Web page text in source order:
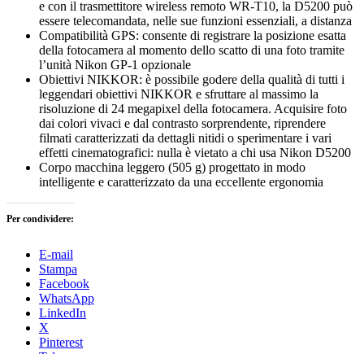
e con il trasmettitore wireless remoto WR-T10, la D5200 può
essere telecomandata, nelle sue funzioni essenziali, a distanza
Compatibilità GPS: consente di registrare la posizione esatta
della fotocamera al momento dello scatto di una foto tramite
l’unità Nikon GP-1 opzionale
Obiettivi NIKKOR: è possibile godere della qualità di tutti i
leggendari obiettivi NIKKOR e sfruttare al massimo la
risoluzione di 24 megapixel della fotocamera. Acquisire foto
dai colori vivaci e dal contrasto sorprendente, riprendere
filmati caratterizzati da dettagli nitidi o sperimentare i vari
effetti cinematografici: nulla è vietato a chi usa Nikon D5200
Corpo macchina leggero (505 g) progettato in modo
intelligente e caratterizzato da una eccellente ergonomia
Per condividere:
E-mail
Stampa
Facebook
WhatsApp
LinkedIn
X
Pinterest